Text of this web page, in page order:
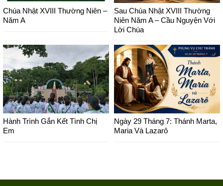
Chúa Nhật XVIII Thường Niên –
Năm A
Sau Chúa Nhật XVIII Thường
Niên Năm A – Cầu Nguyện Với
Lời Chúa
Hành Trình Gắn Kết Tình Chị
Em
Ngày 29 Tháng 7: Thánh Marta,
Maria Và Lazarô